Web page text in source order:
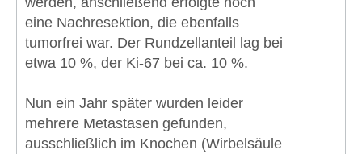
eine Nachresektion, die ebenfalls
tumorfrei war. Der Rundzellanteil lag bei
etwa 10 %, der Ki-67 bei ca. 10 %.
Nun ein Jahr später wurden leider
mehrere Metastasen gefunden,
ausschließlich im Knochen (Wirbelsäule